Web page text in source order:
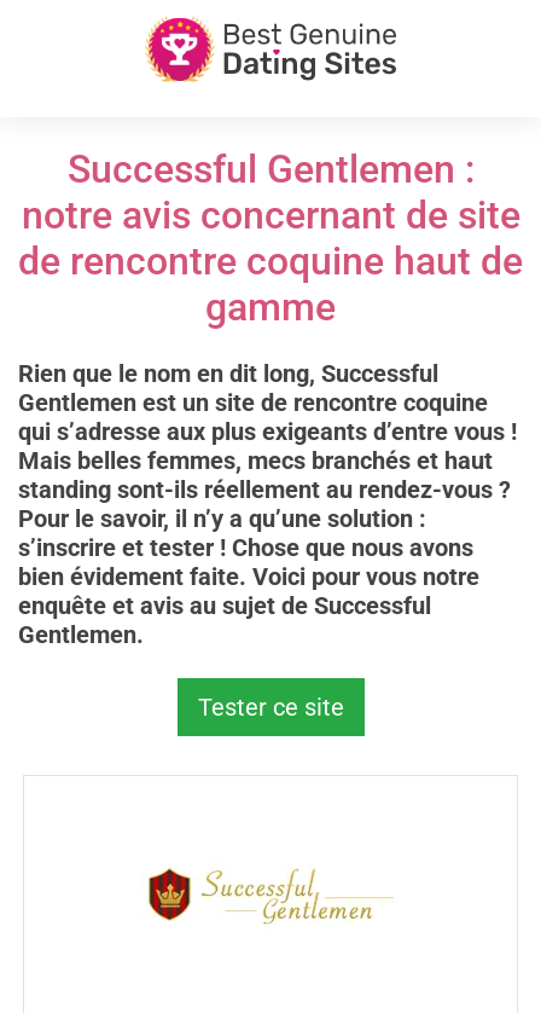
Successful Gentlemen :
notre avis concernant de site
de rencontre coquine haut de
gamme
Rien que le nom en dit long, Successful
Gentlemen est un site de rencontre coquine
qui s’adresse aux plus exigeants d’entre vous !
Mais belles femmes, mecs branchés et haut
standing sont-ils réellement au rendez-vous ?
Pour le savoir, il n’y a qu’une solution :
s’inscrire et tester ! Chose que nous avons
bien évidement faite. Voici pour vous notre
enquête et avis au sujet de Successful
Gentlemen.
Tester ce site